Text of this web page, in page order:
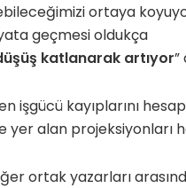
ortaya
geçmesi oldukça
katlanarak artıyor”
işgücü kayıplarını
alan projeksiyonları
ortak yazarları